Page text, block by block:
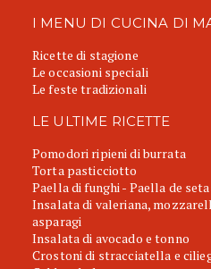
I MENU DI CUCINA DI
Ricette di stagione
Le occasioni speciali
Le feste tradizionali
LE ULTIME RICETTE
Pomodori ripieni di burrata
Torta pasticciotto
Paella di funghi - Paella de
Insalata di valeriana,
asparagi
Insalata di avocado e tonno
Crostoni di stracciatella e